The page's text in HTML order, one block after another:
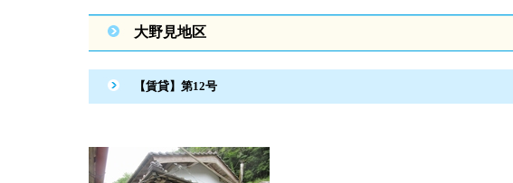
大野見地区
【賃貸】第12号